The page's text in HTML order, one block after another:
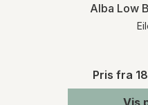
Alba Low
Pris fra
Vis